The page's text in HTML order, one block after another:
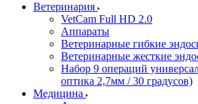
Ветеринария
VetCam Full HD 2.0
Аппараты
Ветеринарные гибкие
Ветеринарные жесткие
Набор 9 операций
оптика 2,7мм / 30 градусов)
Медицина